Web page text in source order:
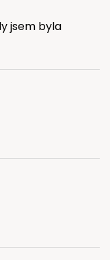
jsem byla